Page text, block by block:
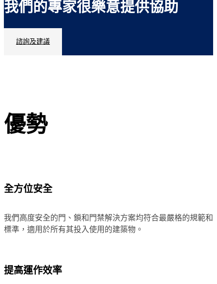
我們的專家很樂意提供協助
諮詢及建議
優勢
全方位安全
我們高度安全的門、鎖和門禁解決方案均符合最嚴格的規範和
標準，適用於所有其投入使用的建築物。
提高運作效率